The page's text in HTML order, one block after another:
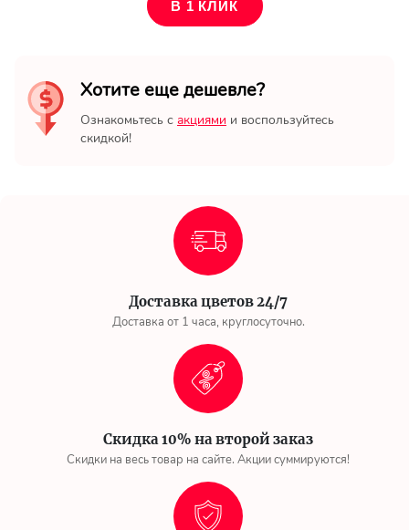
В 1 КЛИК
Хотите еще дешевле?
Ознакомьтесь с акциями и воспользуйтесь
скидкой!
Доставка цветов 24/7
Доставка от 1 часа, круглосуточно.
Скидка 10% на второй заказ
Скидки на весь товар на сайте. Акции суммируются!